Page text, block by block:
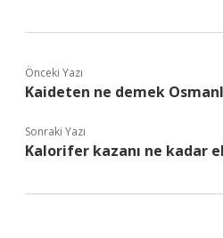
Önceki Yazı
Kaideten ne demek
Sonraki Yazı
Kalorifer kazanı ne kadar